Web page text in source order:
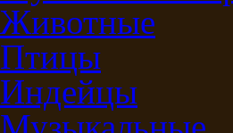
Животные
Птицы
Индейцы